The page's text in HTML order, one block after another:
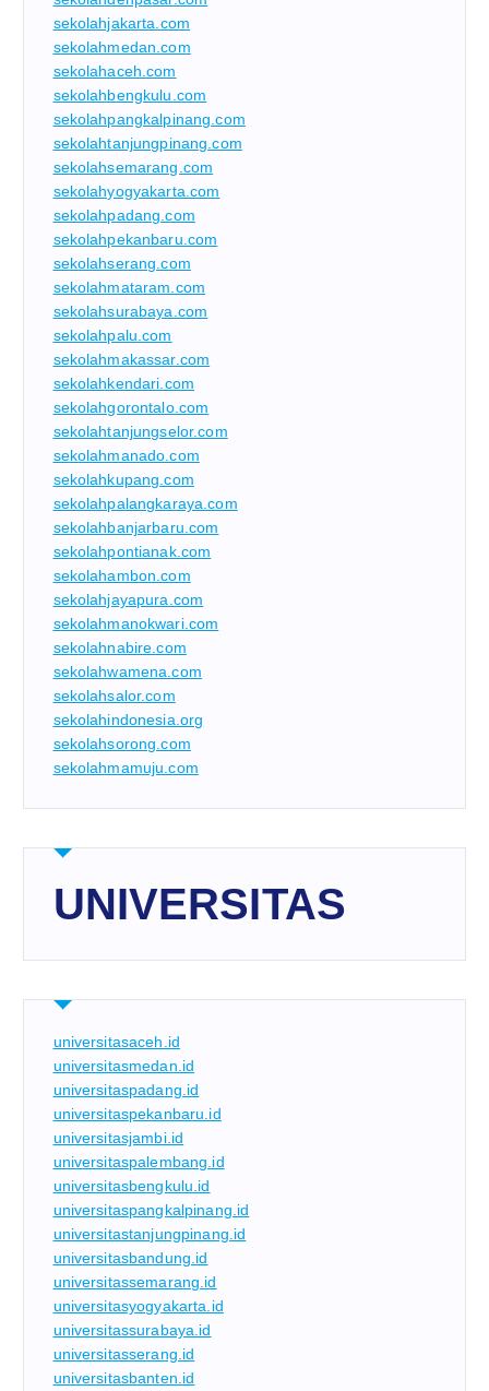
sekolahjakarta.com
sekolahmedan.com
sekolahaceh.com
sekolahbengkulu.com
sekolahpangkalpinang.com
sekolahtanjungpinang.com
sekolahsemarang.com
sekolahyogyakarta.com
sekolahpadang.com
sekolahpekanbaru.com
sekolahserang.com
sekolahmataram.com
sekolahsurabaya.com
sekolahpalu.com
sekolahmakassar.com
sekolahkendari.com
sekolahgorontalo.com
sekolahtanjungselor.com
sekolahmanado.com
sekolahkupang.com
sekolahpalangkaraya.com
sekolahbanjarbaru.com
sekolahpontianak.com
sekolahambon.com
sekolahjayapura.com
sekolahmanokwari.com
sekolahnabire.com
sekolahwamena.com
sekolahsalor.com
sekolahindonesia.org
sekolahsorong.com
sekolahmamuju.com
UNIVERSITAS
universitasaceh.id
universitasmedan.id
universitaspadang.id
universitaspekanbaru.id
universitasjambi.id
universitaspalembang.id
universitasbengkulu.id
universitaspangkalpinang.id
universitastanjungpinang.id
universitasbandung.id
universitassemarang.id
universitasyogyakarta.id
universitassurabaya.id
universitasserang.id
universitasbanten.id